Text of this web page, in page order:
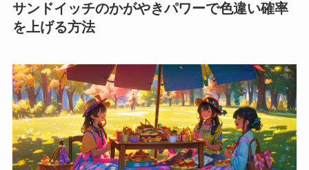
サンドイッチのかがやきパワーで色違い確率
を上げる方法